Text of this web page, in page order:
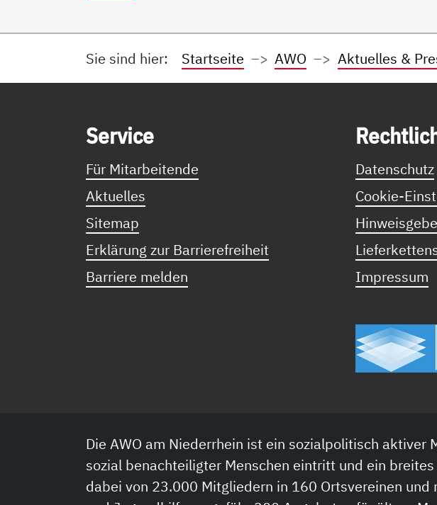
Sie sind hier: Startseite AWO Aktuelles &
Ser­vice
Für Mitarbeitende
Aktuelles
Sitemap
Erklärung zur Barrierefreiheit
Barriere melden
Datenschutz
Cookie-
Impressum
Die AWO am Niederrhein ist ein sozialpolitisch
sozial benachteiligter Menschen eintritt und ein
dabei von 23.000 Mitgliedern in 160 Ortsvereinen